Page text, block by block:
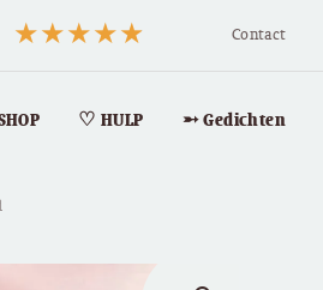
Contact
♡ HULP ➵ Gedichten